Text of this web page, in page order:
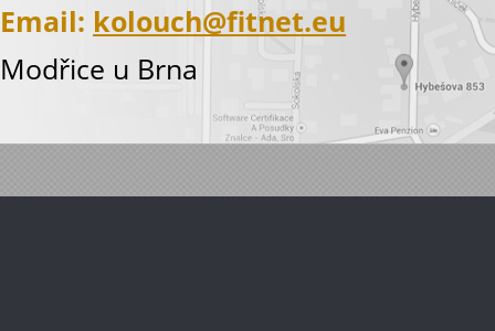
Email: kolouch@fitnet.eu
Modřice u Brna